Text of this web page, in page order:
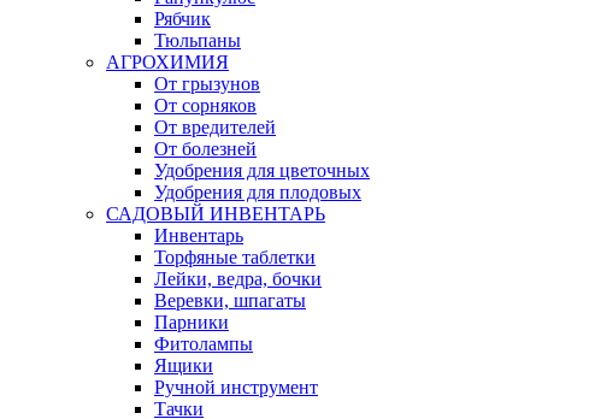
Рябчик
Тюльпаны
АГРОХИМИЯ
От грызунов
От сорняков
От вредителей
От болезней
Удобрения для цветочных
Удобрения для плодовых
САДОВЫЙ ИНВЕНТАРЬ
Инвентарь
Торфяные таблетки
Лейки, ведра, бочки
Веревки, шпагаты
Парники
Фитолампы
Ящики
Ручной инструмент
Тачки